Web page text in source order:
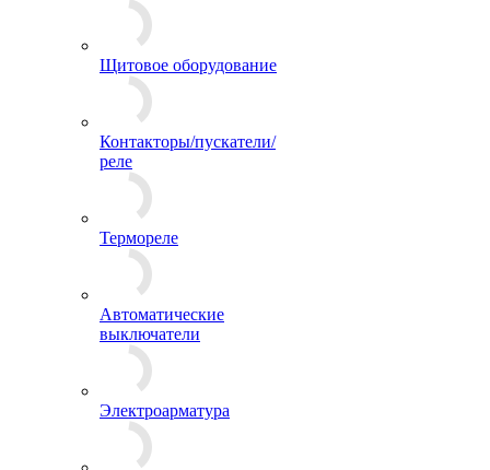
Щитовое оборудование
Контакторы/пускатели/
реле
Термореле
Автоматические
выключатели
Электроарматура